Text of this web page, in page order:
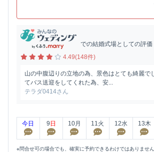
での結婚式場としての評価
4.49(148件)
山の中腹辺りの立地の為、景色はとても綺麗で
てバス送迎をしてくれた為、安...
テラダ0414さん
今日 9 日 10月 11火 12水 13木
※問合せ可の場合でも、確実に予約できるわけではありません